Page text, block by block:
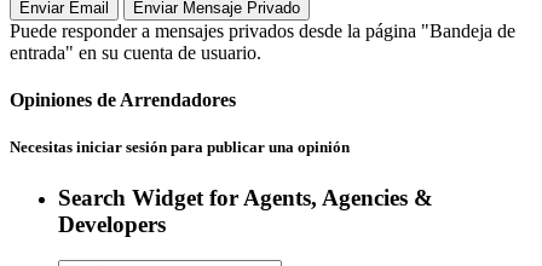
Puede responder a mensajes privados desde la página "Bandeja de
entrada" en su cuenta de usuario.
Opiniones de Arrendadores
Necesitas iniciar sesión para publicar una opinión
Search Widget for Agents, Agencies &
Developers